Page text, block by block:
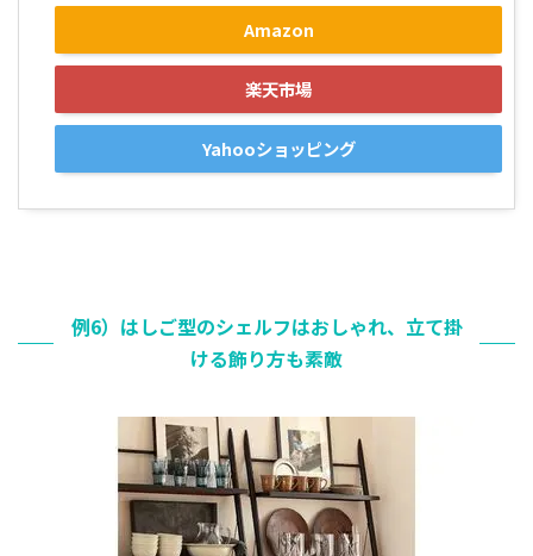
Amazon
楽天市場
Yahooショッピング
例6）はしご型のシェルフはおしゃれ、立て掛
ける飾り方も素敵